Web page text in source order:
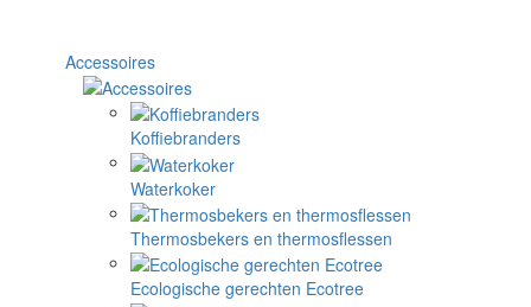
Accessoires
Koffiebranders
Waterkoker
Thermosbekers en thermosflessen
Ecologische gerechten Ecotree